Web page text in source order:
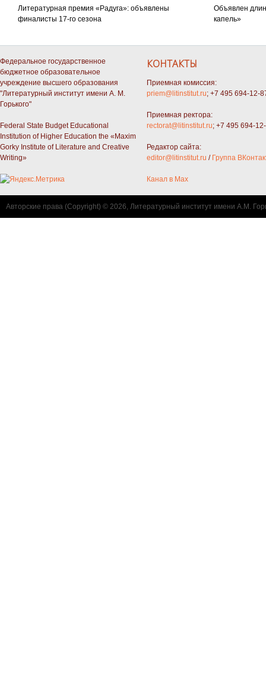
Литературная премия «Радуга»: объявлены
финалисты 17-го сезона
Объявлен
капель»
Федеральное государственное
бюджетное образовательное
учреждение высшего образования
"Литературный институт имени А. М.
Горького"
Federal State Budget Educational
Institution of Higher Education the «Maxim
Gorky Institute of Literature and Creative
Writing»
КОНТАКТЫ
Приемная комиссия:
priem@litinstitut.ru; +7 495 694-12-
Приемная ректора:
rectorat@litinstitut.ru; +7 495 694-
Редактор сайта:
editor@litinstitut.ru / Группа
Канал в Max
Авторские права (Copyright) © 2026, Литературный институт имени А.М.